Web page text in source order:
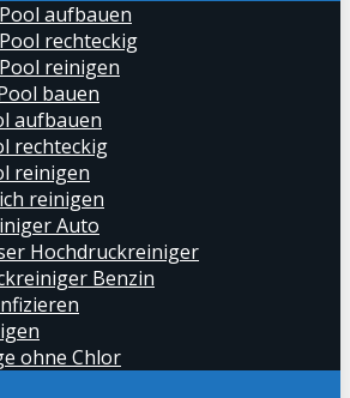
aufbauen
rechteckig
reinigen
bauen
aufbauen
rechteckig
reinigen
reinigen
Auto
Hochdruckreiniger
Benzin
ohne Chlor